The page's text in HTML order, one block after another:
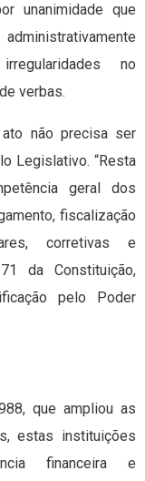
unanimidade que
no
verbas.
não precisa ser
Legislativo. “Resta
geral dos
fiscalização
corretivas e
da Constituição,
pelo Poder
que ampliou as
estas instituições
financeira e